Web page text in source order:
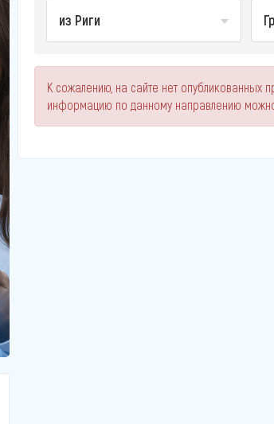
из Риги
К сожалению, на сайте нет опубликованных
информацию по данному направлению